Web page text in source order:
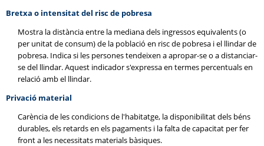
Bretxa o intensitat del risc de pobresa
Mostra la distància entre la mediana dels ingressos equivalents (o
per unitat de consum) de la població en risc de pobresa i el llindar de
pobresa. Indica si les persones tendeixen a apropar-se o a distanciar-
se del llindar. Aquest indicador s'expressa en termes percentuals en
relació amb el llindar.
Privació material
Carència de les condicions de l'habitatge, la disponibilitat dels béns
durables, els retards en els pagaments i la falta de capacitat per fer
front a les necessitats materials bàsiques.